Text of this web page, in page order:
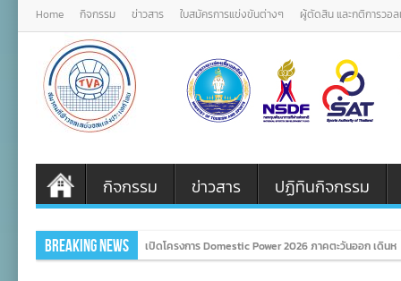
Home กิจกรรม ข่าวสาร ใบสมัครการแข่งขันต่างๆ ผู้ตัดสิน และกติการวอ
กิจกรรม ข่าวสาร ปฏิทินกิจกรรม
Breaking News เปิดโครงการ Domestic Power 2026 ภาคตะวันออก เดิน